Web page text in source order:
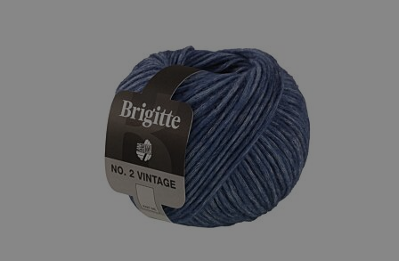
VERLANGLIJST